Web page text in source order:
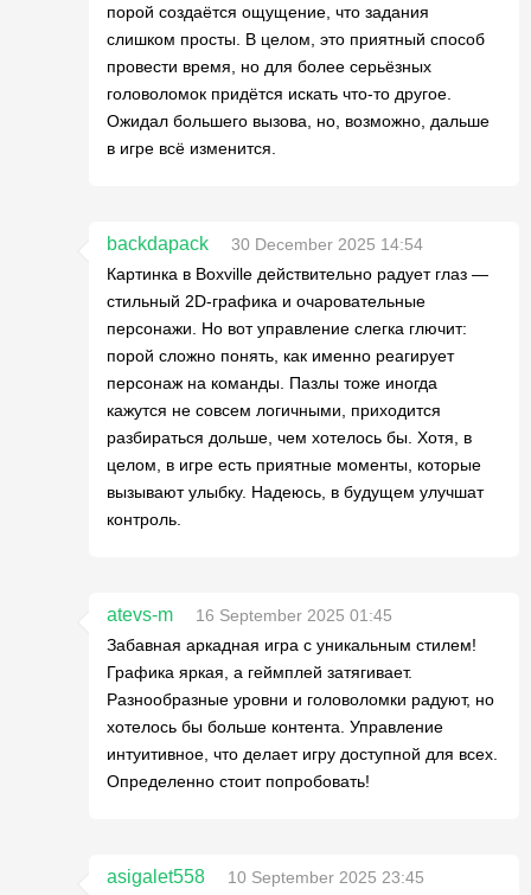
порой создаётся ощущение, что задания
слишком просты. В целом, это приятный способ
провести время, но для более серьёзных
головоломок придётся искать что-то другое.
Ожидал большего вызова, но, возможно, дальше
в игре всё изменится.
backdapack
30 December 2025 14:54
Картинка в Boxville действительно радует глаз —
стильный 2D-графика и очаровательные
персонажи. Но вот управление слегка глючит:
порой сложно понять, как именно реагирует
персонаж на команды. Пазлы тоже иногда
кажутся не совсем логичными, приходится
разбираться дольше, чем хотелось бы. Хотя, в
целом, в игре есть приятные моменты, которые
вызывают улыбку. Надеюсь, в будущем улучшат
контроль.
atevs-m
16 September 2025 01:45
Забавная аркадная игра с уникальным стилем!
Графика яркая, а геймплей затягивает.
Разнообразные уровни и головоломки радуют, но
хотелось бы больше контента. Управление
интуитивное, что делает игру доступной для всех.
Определенно стоит попробовать!
asigalet558
10 September 2025 23:45